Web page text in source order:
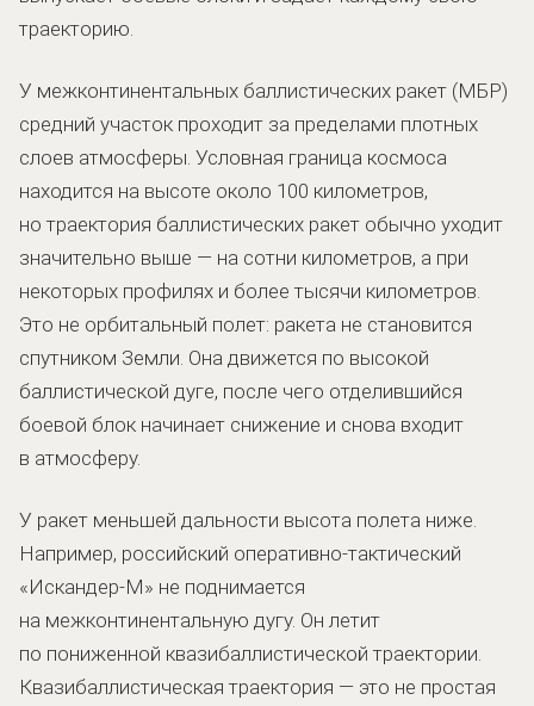
траекторию.
У межконтинентальных баллистических ракет (МБР)
средний участок проходит за пределами плотных
слоев атмосферы. Условная граница космоса
находится на высоте около 100 километров,
но траектория баллистических ракет обычно уходит
значительно выше — на сотни километров, а при
некоторых профилях и более тысячи километров.
Это не орбитальный полет: ракета не становится
спутником Земли. Она движется по высокой
баллистической дуге, после чего отделившийся
боевой блок начинает снижение и снова входит
в атмосферу.
У ракет меньшей дальности высота полета ниже.
Например, российский оперативно-тактический
«Искандер-М» не поднимается
на межконтинентальную дугу. Он летит
по пониженной квазибаллистической траектории.
Квазибаллистическая траектория — это не простая